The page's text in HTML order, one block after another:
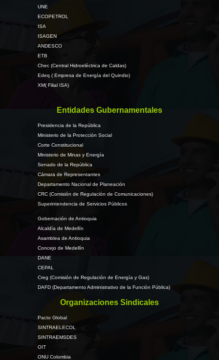
UNE
ECOPETROL
ISA
ISAGEN
ANDESCO
ETB
Chec (Central Hidroeléctrica de Caldas)
Edeq ( Empresa de Energía del Quindio)
XM( Filial ISA)
Entidades Gubernamentales
Presidencia de la República
Ministerio de la Protección Social
Corte Constitucional
Ministerio de Minas y Energía
Senado de la República
Cámara de Representantes
Departamento Nacional de Planeación
CRC (Comisión de Regulación de Comunicaciones)
Superintendencia de Servicios Públicos
Gobernación de Antioquia
Alcaldía de Medellín
Asamblea de Antioquia
Concejo de Medellín
DANE
CEPAL
Creg (Comisión de Regulación de Energía y Gas)
DAFD (Departamento Administrativo de la Función Pública)
Organizaciones Sindicales
Pacto Global
SINTRAELECOL
SINTRAEMSDES
OIT
ONU Colombia